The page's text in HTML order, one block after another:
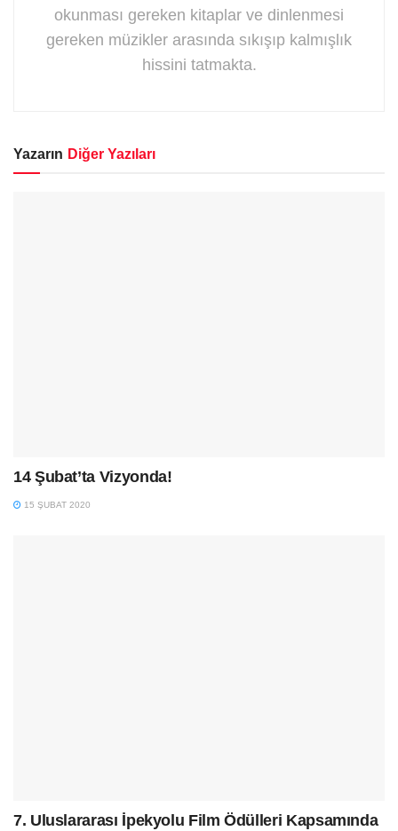
okunması gereken kitaplar ve dinlenmesi
gereken müzikler arasında sıkışıp kalmışlık
hissini tatmakta.
Yazarın Diğer Yazıları
14 Şubat’ta Vizyonda!
15 ŞUBAT 2020
7. Uluslararası İpekyolu Film Ödülleri Kapsamında